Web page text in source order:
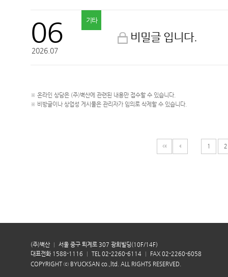
06
2026.07
기타
비밀글 입니다.
※ 온라인 상담은 (주)벽산에 관련된 내용만 접수할 수 있습니다.
※ 비방글이나 상업성 게시물은 관리자가 임의로 삭제할 수 있습니다.
1 2
(주)벽산
서울 중구 퇴계로 307 광희빌딩(10F/14F)
대표전화 1588-1116
TEL 02-2260-6114
FAX 02-2260-6058
COPYRIGHT ⓒ BYUCKSAN co.,ltd. ALL RIGHTS RESERVED.